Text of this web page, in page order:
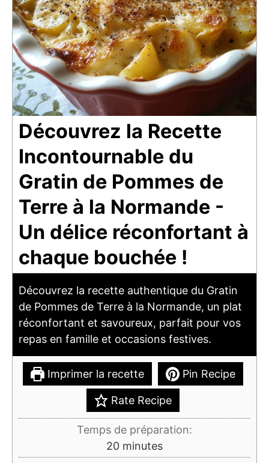
Découvrez la Recette
Incontournable du
Gratin de Pommes de
Terre à la Normande -
Un délice réconfortant à
chaque bouchée !
Découvrez la recette authentique du Gratin
de Pommes de Terre à la Normande, un plat
réconfortant et savoureux, parfait pour vos
repas en famille et occasions festives.
Imprimer la recette Pin Recipe
Rate Recipe
Temps de préparation:
20minutes
minutes